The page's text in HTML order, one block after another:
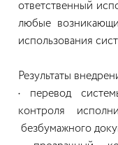
ответственный
любые
использования
Результаты
•
перевод
контроля
безбумажного